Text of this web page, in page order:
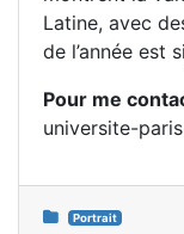
Latine, avec
de l’année est
Pour me
universite-
Portrait